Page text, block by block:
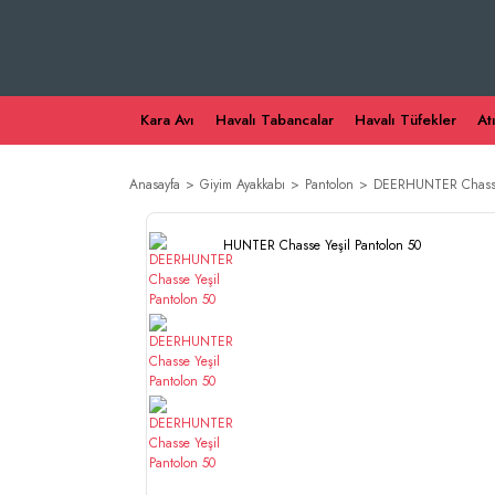
Kara Avı Havalı Tabancalar Havalı Tüfekler
Anasayfa Giyim Ayakkabı Pantolon DEERHUNTER